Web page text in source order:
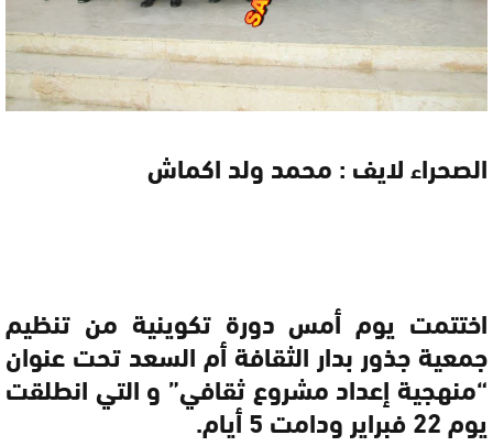
الصحراء لايف : محمد ولد اكماش
اختتمت يوم أمس دورة تكوينية من تنظيم
جمعية جذور بدار الثقافة أم السعد تحت عنوان
“منهجية إعداد مشروع ثقافي” و التي انطلقت
يوم 22 فبراير ودامت 5 أيام.